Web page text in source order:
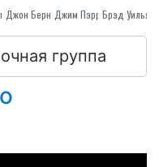
Джон БернталДжим Пэррэк
группа